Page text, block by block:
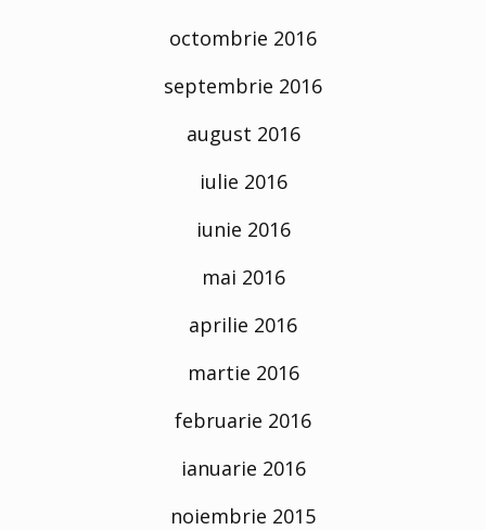
octombrie 2016
septembrie 2016
august 2016
iulie 2016
iunie 2016
mai 2016
aprilie 2016
martie 2016
februarie 2016
ianuarie 2016
noiembrie 2015